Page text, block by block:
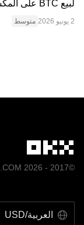
مشتقة من هذه
لبيع BTC على المكشوف
متوسط
©2017 - 2026 OKX.COM
العربية/USD